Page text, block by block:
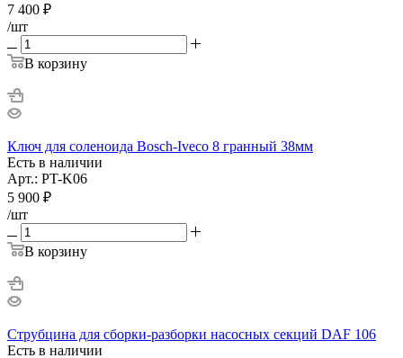
7 400 ₽
/шт
В корзину
Ключ для соленоида Bosch-Iveco 8 гранный 38мм
Есть в наличии
Арт.: PT-K06
5 900 ₽
/шт
В корзину
Струбцина для сборки-разборки насосных секций DAF 106
Есть в наличии